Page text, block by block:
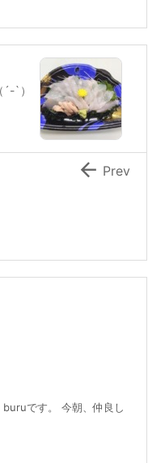
`）
 Prev
です。 今朝、仲良し